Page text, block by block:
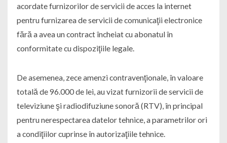
acordate furnizorilor de servicii de acces la internet
pentru furnizarea de servicii de comunicaţii electronice
fără a avea un contract încheiat cu abonatul în
conformitate cu dispoziţiile legale.
De asemenea, zece amenzi contravenţionale, în valoare
totală de 96.000 de lei, au vizat furnizorii de servicii de
televiziune şi radiodifuziune sonoră (RTV), în principal
pentru nerespectarea datelor tehnice, a parametrilor ori
a condiţiilor cuprinse în autorizaţiile tehnice.